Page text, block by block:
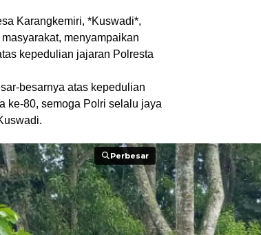
Karangkemiri, *Kuswadi*,
menyampaikan
kepedulian jajaran Polresta
besarnya atas kepedulian
ke-80, semoga Polri selalu jaya
Perbesar
Perbesar